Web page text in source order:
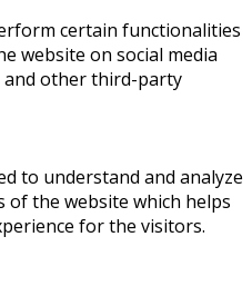
certain functionalities
website on social media
and other third-party
to understand and analyze
of the website which helps
for the visitors.